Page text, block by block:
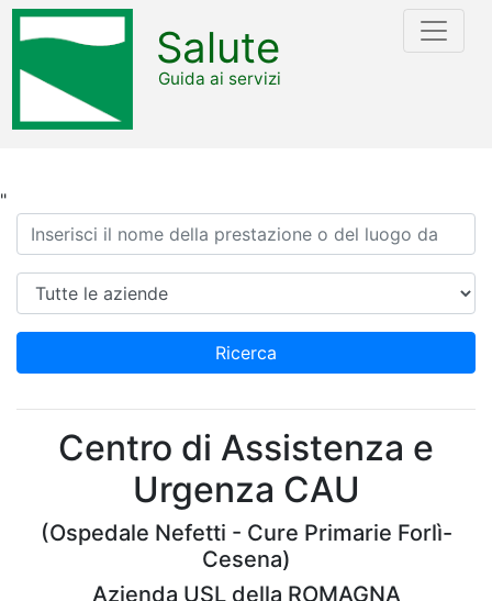
"
Salute
Guida ai servizi
Ricerca
Azienda
Ricerca
Centro di Assistenza e
Urgenza CAU
(Ospedale Nefetti - Cure Primarie Forlì-
Cesena)
Azienda USL della ROMAGNA